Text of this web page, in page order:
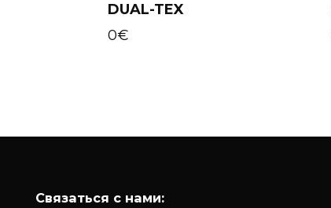
Add to cart
DUAL-TEX
0€
Связаться с нами: